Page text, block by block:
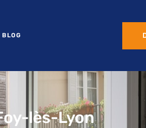
BLOG
lès-Lyon